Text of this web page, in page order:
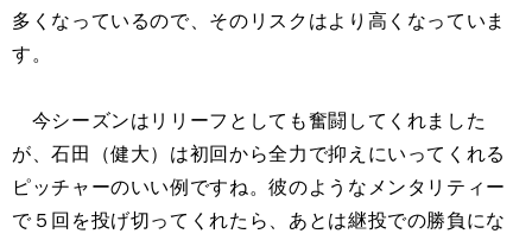
多くなっているので、そのリスクはより高くなっていま
す。
今シーズンはリリーフとしても奮闘してくれました
が、石田（健大）は初回から全力で抑えにいってくれる
ピッチャーのいい例ですね。彼のようなメンタリティー
で５回を投げ切ってくれたら、あとは継投での勝負にな